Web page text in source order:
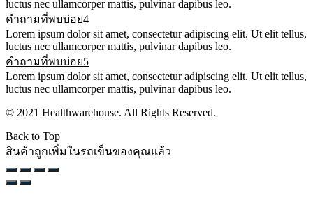
luctus nec ullamcorper mattis, pulvinar dapibus leo.
คำถามที่พบบ่อย4
Lorem ipsum dolor sit amet, consectetur adipiscing elit. Ut elit tellus,
luctus nec ullamcorper mattis, pulvinar dapibus leo.
คำถามที่พบบ่อย5
Lorem ipsum dolor sit amet, consectetur adipiscing elit. Ut elit tellus,
luctus nec ullamcorper mattis, pulvinar dapibus leo.
© 2021 Healthwarehouse. All Rights Reserved.
Back to Top
สินค้าถูกเพิ่มในรถเข็นของคุณแล้ว